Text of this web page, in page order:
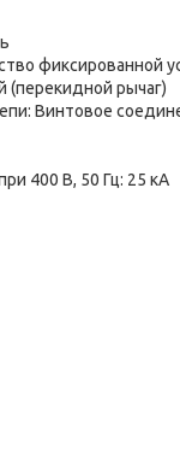
фиксированной
(перекидной рычаг)
Винтовое
400 В, 50 Гц: 25 кА